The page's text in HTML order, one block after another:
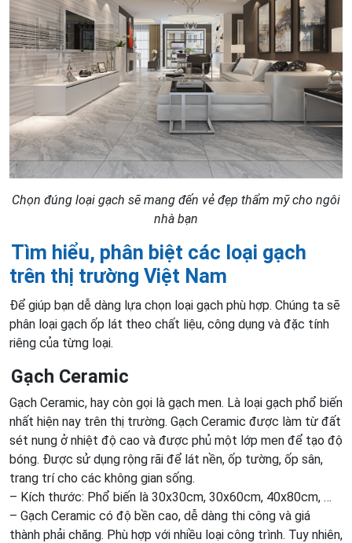
Chọn đúng loại gạch sẽ mang đến vẻ đẹp thẩm mỹ cho ngôi
nhà bạn
Tìm hiểu, phân biệt các loại gạch
trên thị trường Việt Nam
Để giúp bạn dễ dàng lựa chọn loại gạch phù hợp. Chúng ta sẽ
phân loại gạch ốp lát theo chất liệu, công dụng và đặc tính
riêng của từng loại.
Gạch Ceramic
Gạch Ceramic, hay còn gọi là gạch men. Là loại gạch phổ biến
nhất hiện nay trên thị trường. Gạch Ceramic được làm từ đất
sét nung ở nhiệt độ cao và được phủ một lớp men để tạo độ
bóng. Được sử dụng rộng rãi để lát nền, ốp tường, ốp sân,
trang trí cho các không gian sống.
– Kích thước: Phổ biến là 30x30cm, 30x60cm, 40x80cm, …
– Gạch Ceramic có độ bền cao, dễ dàng thi công và giá
thành phải chăng. Phù hợp với nhiều loại công trình. Tuy nhiên,